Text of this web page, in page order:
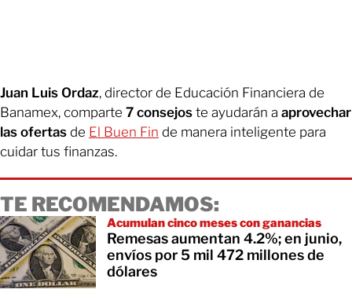
Juan Luis Ordaz, director de Educación Financiera de
Banamex, comparte 7 consejos te ayudarán a aprovechar
las ofertas de El Buen Fin de manera inteligente para
cuidar tus finanzas.
TE RECOMENDAMOS:
Acumulan cinco meses con ganancias
Remesas aumentan 4.2%; en junio,
envíos por 5 mil 472 millones de
dólares